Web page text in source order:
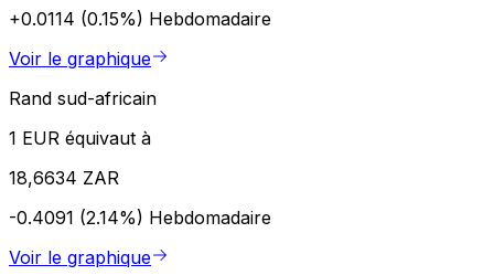
+0.0114 (0.15%) Hebdomadaire
Voir le graphique
Rand sud-africain
1 EUR équivaut à
18,6634 ZAR
-0.4091 (2.14%) Hebdomadaire
Voir le graphique